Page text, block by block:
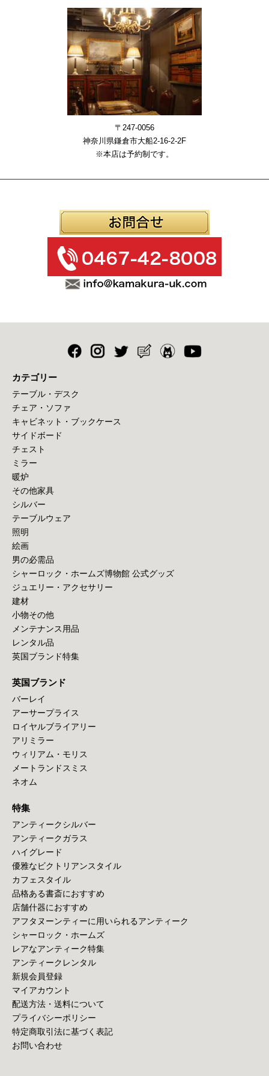
〒247-0056
神奈川県鎌倉市大船2-16-2-2F
※本店は予約制です。
カテゴリー
テーブル・デスク
チェア・ソファ
キャビネット・ブックケース
サイドボード
チェスト
ミラー
暖炉
その他家具
シルバー
テーブルウェア
照明
絵画
男の必需品
シャーロック・ホームズ博物館 公式グッズ
ジュエリー・アクセサリー
建材
小物その他
メンテナンス用品
レンタル品
英国ブランド特集
英国ブランド
バーレイ
アーサープライス
ロイヤルブライアリー
アリミラー
ウィリアム・モリス
メートランドスミス
ネオム
特集
アンティークシルバー
アンティークガラス
ハイグレード
優雅なビクトリアンスタイル
カフェスタイル
品格ある書斎におすすめ
店舗什器におすすめ
アフタヌーンティーに用いられるアンティーク
シャーロック・ホームズ
レアなアンティーク特集
アンティークレンタル
新規会員登録
マイアカウント
配送方法・送料について
プライバシーポリシー
特定商取引法に基づく表記
お問い合わせ